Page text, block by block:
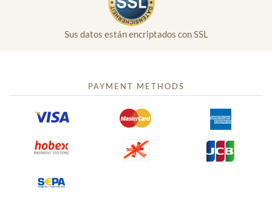
Sus datos están encriptados con SSL
PAYMENT METHODS